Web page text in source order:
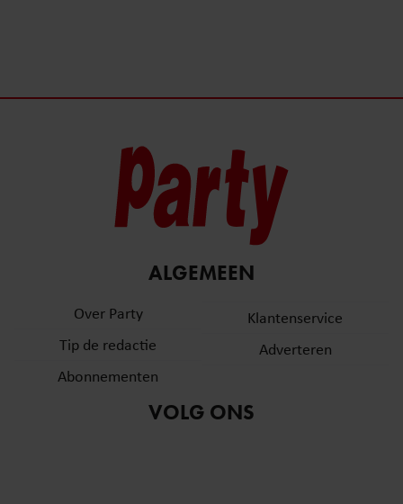
ALGEMEEN
Over Party
Tip de redactie
Abonnementen
Klantenservice
Adverteren
VOLG ONS